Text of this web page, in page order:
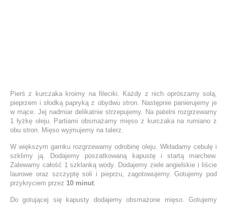
Pierś z kurczaka kroimy na fileciki. Każdy z nich oprószamy solą,
pieprzem i słodką papryką z obydwu stron. Następnie panierujemy je
w mące. Jej nadmiar delikatnie strzepujemy. Na patelni rozgrzewamy
1 łyżkę oleju. Partiami obsmażamy mięso z kurczaka na rumiano z
obu stron. Mięso wyjmujemy na talerz.
W większym garnku rozgrzewamy odrobinę oleju. Wkładamy cebulę i
szklimy ją. Dodajemy poszatkowaną kapustę i startą marchew.
Zalewamy całość 1 szklanką wody. Dodajemy ziele angielskie i liście
laurowe oraz szczyptę soli i pieprzu, zagotowujemy. Gotujemy pod
przykryciem przez 10 minut
Do gotującej się kapusty dodajemy obsmażone mięso. Gotujemy